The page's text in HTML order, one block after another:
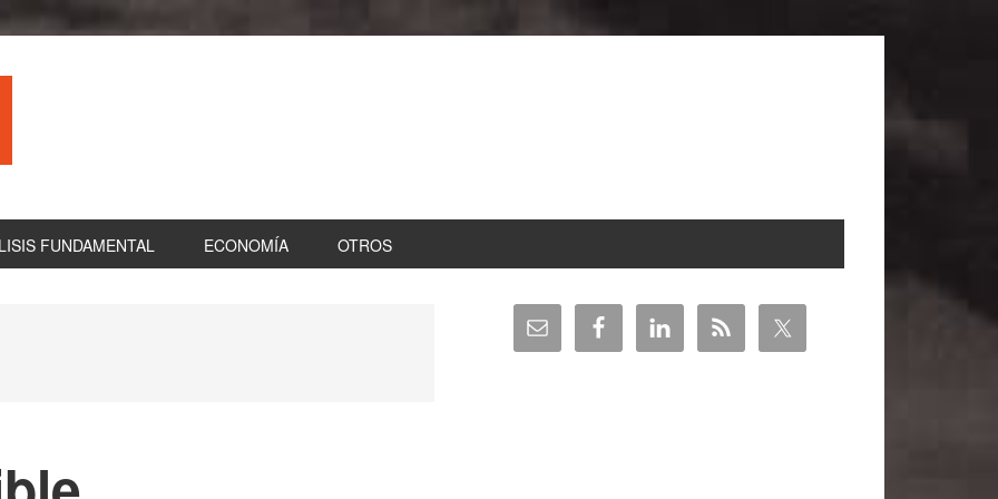
FUNDAMENTAL ECONOMÍA OTROS
Barra
lateral